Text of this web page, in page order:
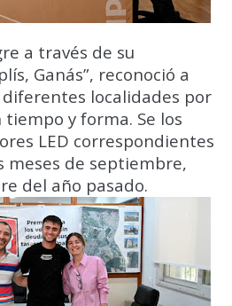
a través de su
Ganás”, reconoció a
localidades por
tiempo y forma. Se los
LED correspondientes
meses de septiembre,
del año pasado.